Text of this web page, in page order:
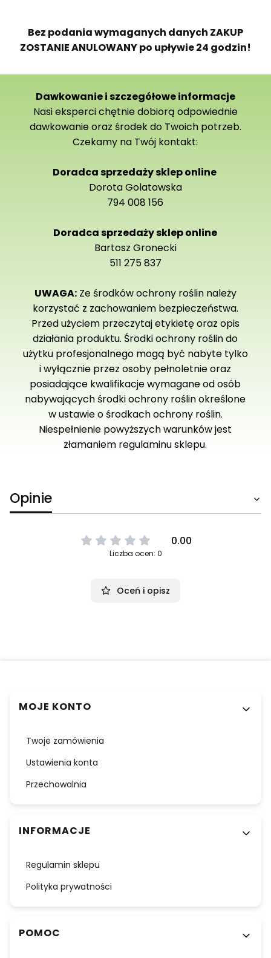
Bez podania wymaganych danych ZAKUP
ZOSTANIE ANULOWANY po upływie 24 godzin!
Dawkowanie i szczegółowe informacje
Nasi eksperci chętnie dobiorą odpowiednie
dawkowanie oraz środek do Twoich potrzeb.
Czekamy na Twój kontakt:
Doradca sprzedaży sklep online
Dorota Golatowska
794 008 156
Doradca sprzedaży sklep online
Bartosz Gronecki
511 275 837
UWAGA:Ze środków ochrony roślin należy
korzystać z zachowaniem bezpieczeństwa.
Przed użyciem przeczytaj etykietę oraz opis
działania produktu. Środki ochrony roślin do
użytku profesjonalnego mogą być nabyte tylko
i wyłącznie przez osoby pełnoletnie oraz
posiadające kwalifikacje wymagane od osób
nabywających środki ochrony roślin określone
w ustawie o środkach ochrony roślin.
Niespełnienie powyższych warunków jest
złamaniem regulaminu sklepu.
Opinie
0.00
Liczba ocen: 0
Oceń i opisz
MOJE KONTO
Twoje zamówienia
Ustawienia konta
Przechowalnia
INFORMACJE
Regulamin sklepu
Polityka prywatności
POMOC